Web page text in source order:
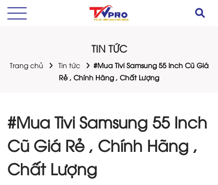
TIN TỨC
Trang chủ Tin tức
#Mua Tivi Samsung 55 Inch Cũ Giá
Rẻ , Chính Hãng , Chất Lượng
#Mua Tivi Samsung 55 Inch
Cũ Giá Rẻ , Chính Hãng ,
Chất Lượng